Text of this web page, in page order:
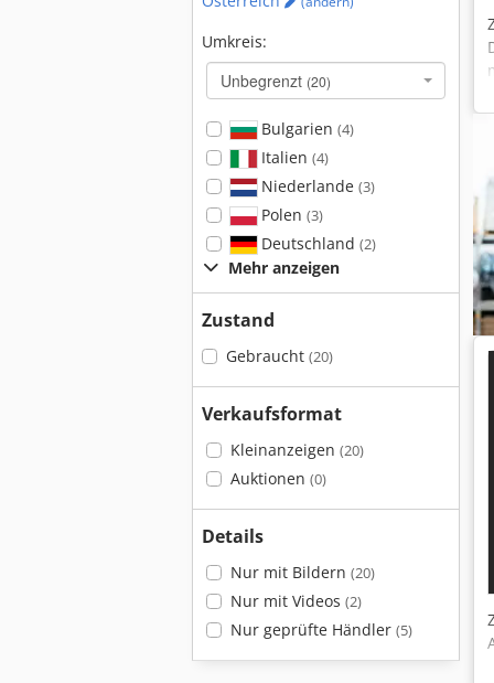
Umkreis:
Unbegrenzt (20)
Bulgarien (4)
Italien (4)
Niederlande (3)
Polen (3)
Deutschland (2)
Mehr anzeigen
Zustand
Gebraucht (20)
Verkaufsformat
Kleinanzeigen (20)
Auktionen (0)
Details
Nur mit Bildern (20)
Nur mit Videos (2)
Nur geprüfte Händler (5)